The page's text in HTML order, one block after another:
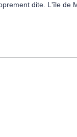
dite. L'île de
de son accès
et découverte.
30 km de Saint-